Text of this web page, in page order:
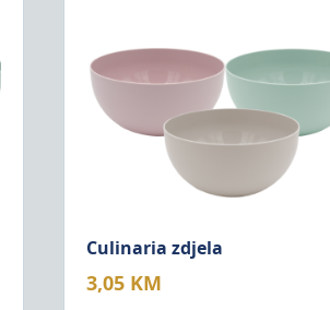
Culinaria zdjela
3,05 KM